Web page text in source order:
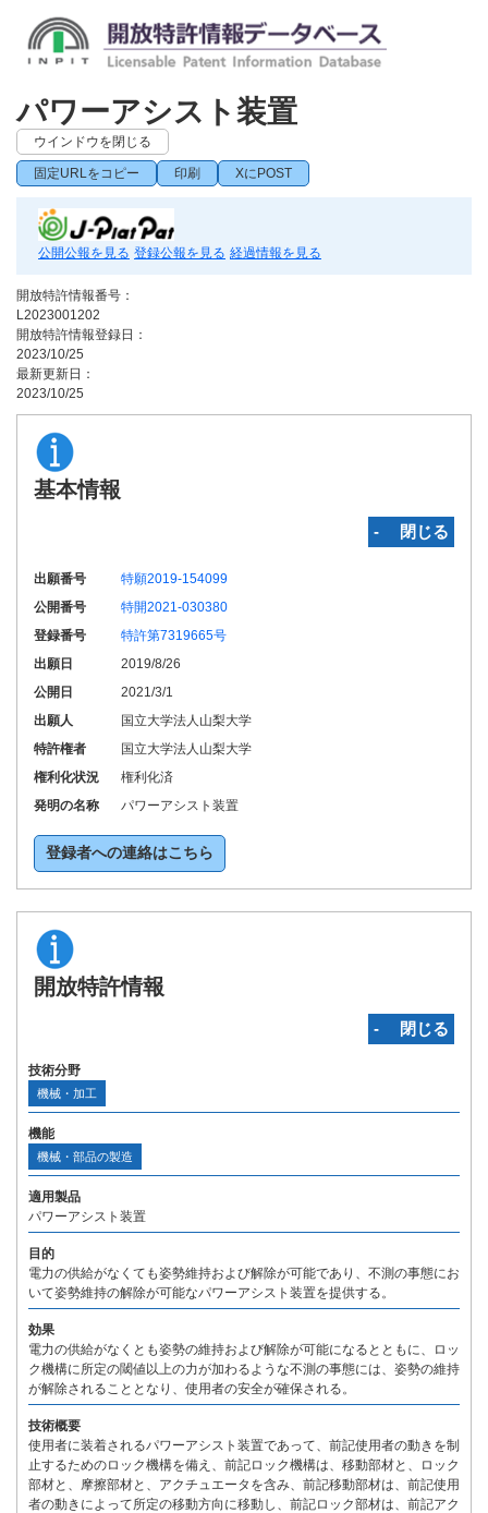
パワーアシスト装置
ウインドウを閉じる
固定URLをコピー 印刷 XにPOST
公開公報を見る 登録公報を見る 経過情報を見る
開放特許情報番号：
L2023001202
開放特許情報登録日：
2023/10/25
最新更新日：
2023/10/25
基本情報
‐ 閉じる
出願番号
特願2019-154099
公開番号
特開2021-030380
登録番号
特許第7319665号
出願日
2019/8/26
公開日
2021/3/1
出願人
国立大学法人山梨大学
特許権者
国立大学法人山梨大学
権利化状況
権利化済
発明の名称
パワーアシスト装置
登録者への連絡はこちら
開放特許情報
‐ 閉じる
技術分野
機械・加工
機能
機械・部品の製造
適用製品
パワーアシスト装置
目的
電力の供給がなくても姿勢維持および解除が可能であり、不測の事態にお
いて姿勢維持の解除が可能なパワーアシスト装置を提供する。
効果
電力の供給がなくとも姿勢の維持および解除が可能になるとともに、ロッ
ク機構に所定の閾値以上の力が加わるような不測の事態には、姿勢の維持
が解除されることとなり、使用者の安全が確保される。
技術概要
使用者に装着されるパワーアシスト装置であって、前記使用者の動きを制
止するためのロック機構を備え、前記ロック機構は、移動部材と、ロック
部材と、摩擦部材と、アクチュエータを含み、前記移動部材は、前記使用
者の動きによって所定の移動方向に移動し、前記ロック部材は、前記アク